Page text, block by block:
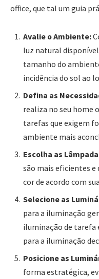
office, que tal um guia
Avalie o Ambiente:
luz natural disponível
tamanho do
incidência do sol ao
Defina as
realiza no seu home
tarefas que exigem
ambiente mais
Escolha as
são mais eficientes e
cor de acordo com
Selecione as
para a iluminação
iluminação de tarefa
para a iluminação
Posicione as
forma estratégica,